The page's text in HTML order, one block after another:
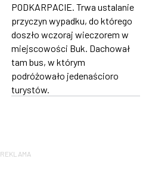
PODKARPACIE. Trwa ustalanie
przyczyn wypadku, do którego
doszło wczoraj wieczorem w
miejscowości Buk. Dachował
tam bus, w którym
podróżowało jedenaścioro
turystów.
REKLAMA